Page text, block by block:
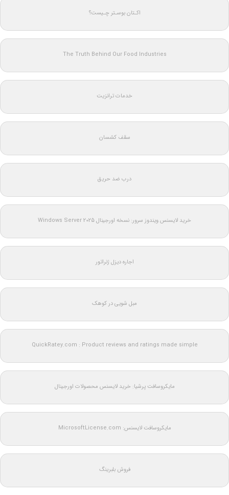
اکـتان بوسـتر چـیست؟
The Truth Behind Our Food Industries
خدمات ترانزیت
سقف کشسان
درب ضد حریق
خرید لایسنس ویندوز سرور: نسخه اورجینال Windows Server 2025
اجاره دیزل ژنراتور
مبل شویی در کوهک
QuickRatey.com : Product reviews and ratings made simple
مایکروسافت پرشیا: خرید لایسنس محصولات اورجینال
مایکروسافت لایسنس: MicrosoftLicense.com
فروش بلبرینگ